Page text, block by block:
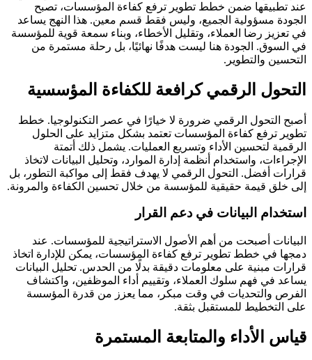
عند تطبيقها ضمن خطط تطوير ترفع كفاءة المؤسسات، تصبح
الجودة مسؤولية الجميع، وليس فقط قسم معين. هذا النهج يساعد
في تعزيز رضا العملاء، وتقليل الأخطاء، وبناء سمعة قوية للمؤسسة
في السوق. الجودة هنا ليست هدفًا نهائيًا، بل رحلة مستمرة من
التحسين والتطوير.
التحول الرقمي كرافعة للكفاءة المؤسسية
أصبح التحول الرقمي ضرورة لا خيارًا في عصر التكنولوجيا. خطط
تطوير ترفع كفاءة المؤسسات تعتمد بشكل متزايد على الحلول
الرقمية لتحسين الأداء وتسريع العمليات. يشمل ذلك أتمتة
الإجراءات، واستخدام أنظمة إدارة الموارد، وتحليل البيانات لاتخاذ
قرارات أفضل. التحول الرقمي لا يهدف فقط إلى مواكبة التطور، بل
إلى خلق قيمة حقيقية للمؤسسة من خلال تحسين الكفاءة والمرونة.
استخدام البيانات في دعم القرار
البيانات أصبحت من أهم الأصول الاستراتيجية للمؤسسات. عند
دمجها في خطط تطوير ترفع كفاءة المؤسسات، يمكن للإدارة اتخاذ
قرارات مبنية على معلومات دقيقة بدلًا من الحدس. تحليل البيانات
يساعد في فهم سلوك العملاء، وتقييم أداء الموظفين، واكتشاف
الفرص والتحديات في وقت مبكر، مما يعزز من قدرة المؤسسة
على التخطيط للمستقبل بثقة.
قياس الأداء والمتابعة المستمرة